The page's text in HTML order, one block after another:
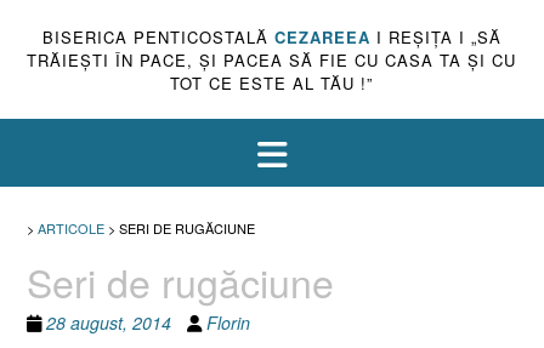
BISERICA PENTICOSTALĂ CEZAREEA I REŞIŢA I „SĂ
TRĂIEŞTI ÎN PACE, ŞI PACEA SĂ FIE CU CASA TA ŞI CU
TOT CE ESTE AL TĂU !”
> ARTICOLE > SERI DE RUGĂCIUNE
Seri de rugăciune
28 august, 2014 Florin